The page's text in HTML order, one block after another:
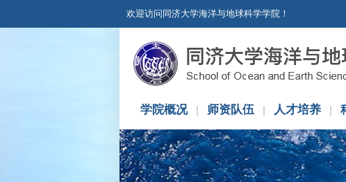
欢迎访问同济大学海洋与地球科学学院！
学院概况 师资队伍 人才培养